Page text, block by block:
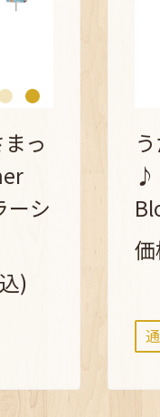
っ
ーシ
)
♪